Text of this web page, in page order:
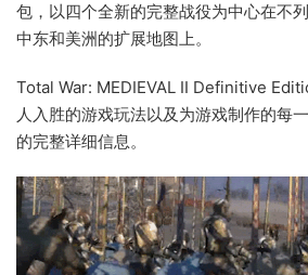
包，以四个全新的完整战役为中心在不
中东和美洲的扩展地图上。
Total War: MEDIEVAL II Definitive
人入胜的游戏玩法以及为游戏制作的每
的完整详细信息。